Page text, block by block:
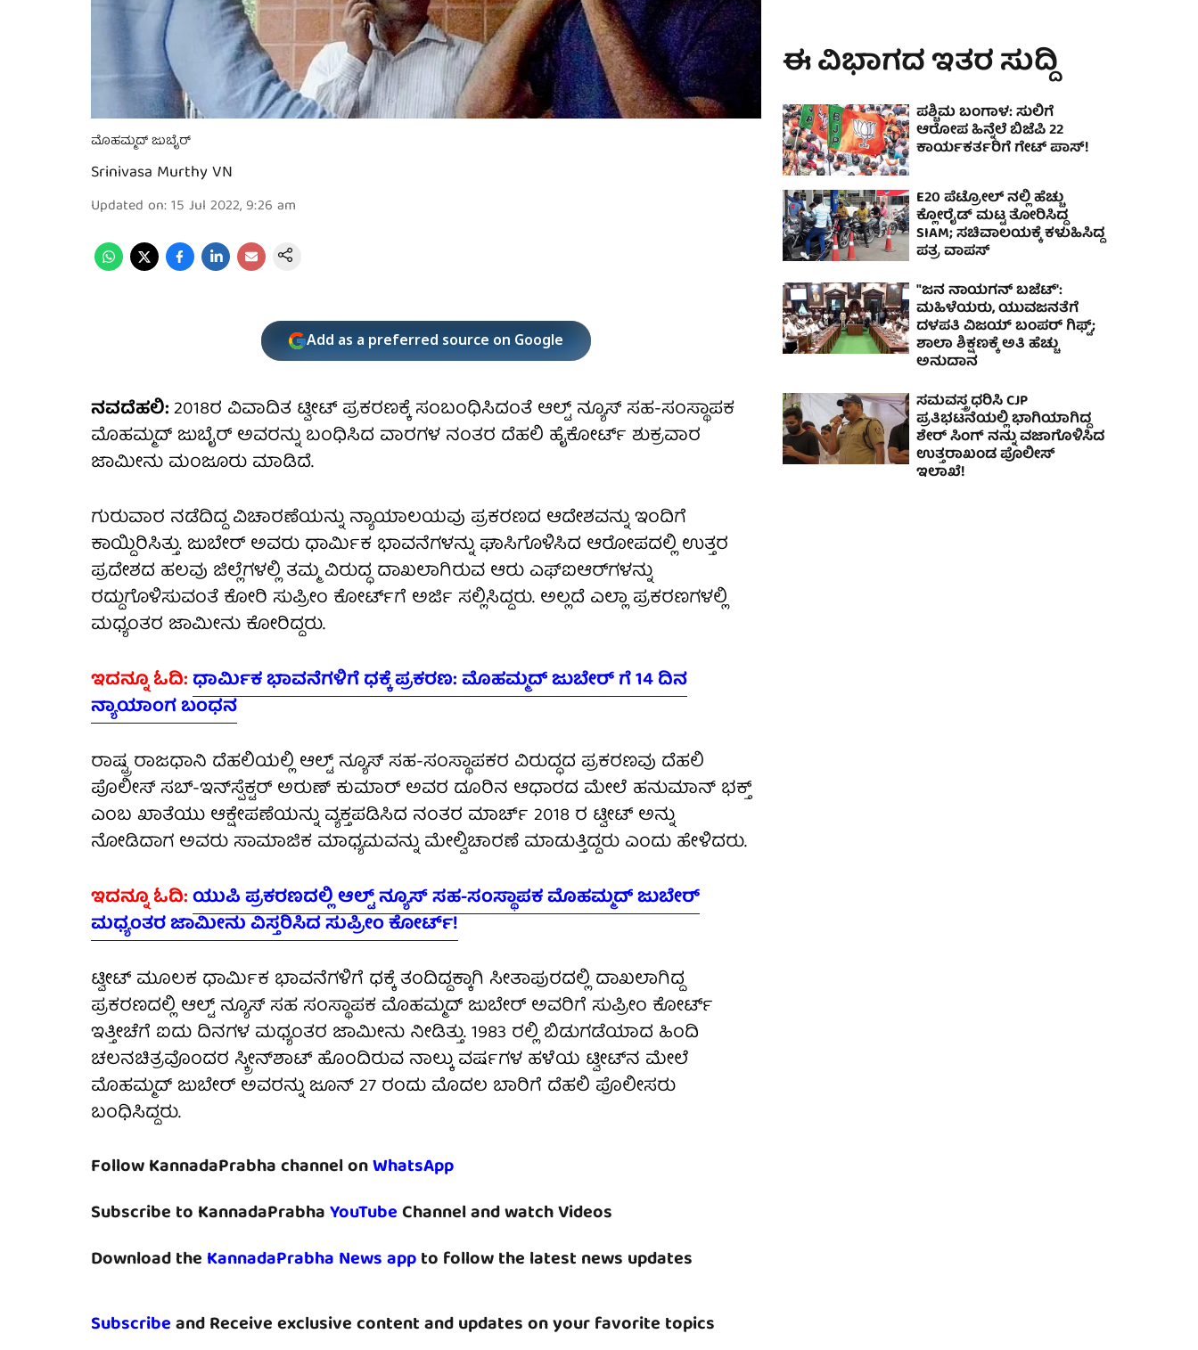
ಮೊಹಮ್ಮದ್ ಜುಬೈರ್
Srinivasa Murthy VN
Updated on:15 Jul 2022, 9:26 am
Add as a preferred source on Google
ನವದೆಹಲಿ:2018ರ ವಿವಾದಿತ ಟ್ವೀಟ್ ಪ್ರಕರಣಕ್ಕೆ ಸಂಬಂಧಿಸಿದಂತೆ ಆಲ್ಟ್ ನ್ಯೂಸ್ ಸಹ-ಸಂಸ್ಥಾಪಕ
ಮೊಹಮ್ಮದ್ ಜುಬೈರ್ ಅವರನ್ನು ಬಂಧಿಸಿದ ವಾರಗಳ ನಂತರ ದೆಹಲಿ ಹೈಕೋರ್ಟ್ ಶುಕ್ರವಾರ
ಜಾಮೀನು ಮಂಜೂರು ಮಾಡಿದೆ.
ಗುರುವಾರ ನಡೆದಿದ್ದ ವಿಚಾರಣೆಯನ್ನು ನ್ಯಾಯಾಲಯವು ಪ್ರಕರಣದ ಆದೇಶವನ್ನು ಇಂದಿಗೆ
ಕಾಯ್ದಿರಿಸಿತ್ತು. ಜುಬೇರ್ ಅವರು ಧಾರ್ಮಿಕ ಭಾವನೆಗಳನ್ನು ಘಾಸಿಗೊಳಿಸಿದ ಆರೋಪದಲ್ಲಿ ಉತ್ತರ
ಪ್ರದೇಶದ ಹಲವು ಜಿಲ್ಲೆಗಳಲ್ಲಿ ತಮ್ಮ ವಿರುದ್ಧ ದಾಖಲಾಗಿರುವ ಆರು ಎಫ್‌ಐಆರ್‌ಗಳನ್ನು
ರದ್ದುಗೊಳಿಸುವಂತೆ ಕೋರಿ ಸುಪ್ರೀಂ ಕೋರ್ಟ್‌ಗೆ ಅರ್ಜಿ ಸಲ್ಲಿಸಿದ್ದರು. ಅಲ್ಲದೆ ಎಲ್ಲಾ ಪ್ರಕರಣಗಳಲ್ಲಿ
ಮಧ್ಯಂತರ ಜಾಮೀನು ಕೋರಿದ್ದರು.
ಇದನ್ನೂ ಓದಿ:ಧಾರ್ಮಿಕ ಭಾವನೆಗಳಿಗೆ ಧಕ್ಕೆ ಪ್ರಕರಣ: ಮೊಹಮ್ಮದ್ ಜುಬೇರ್ ಗೆ 14 ದಿನ
ನ್ಯಾಯಾಂಗ ಬಂಧನ
ರಾಷ್ಟ್ರ ರಾಜಧಾನಿ ದೆಹಲಿಯಲ್ಲಿ ಆಲ್ಟ್ ನ್ಯೂಸ್ ಸಹ-ಸಂಸ್ಥಾಪಕರ ವಿರುದ್ಧದ ಪ್ರಕರಣವು ದೆಹಲಿ
ಪೊಲೀಸ್ ಸಬ್-ಇನ್‌ಸ್ಪೆಕ್ಟರ್ ಅರುಣ್ ಕುಮಾರ್ ಅವರ ದೂರಿನ ಆಧಾರದ ಮೇಲೆ ಹನುಮಾನ್ ಭಕ್ತ್
ಎಂಬ ಖಾತೆಯು ಆಕ್ಷೇಪಣೆಯನ್ನು ವ್ಯಕ್ತಪಡಿಸಿದ ನಂತರ ಮಾರ್ಚ್ 2018 ರ ಟ್ವೀಟ್ ಅನ್ನು
ನೋಡಿದಾಗ ಅವರು ಸಾಮಾಜಿಕ ಮಾಧ್ಯಮವನ್ನು ಮೇಲ್ವಿಚಾರಣೆ ಮಾಡುತ್ತಿದ್ದರು ಎಂದು ಹೇಳಿದರು.
ಇದನ್ನೂ ಓದಿ:ಯುಪಿ ಪ್ರಕರಣದಲ್ಲಿ ಆಲ್ಟ್ ನ್ಯೂಸ್ ಸಹ-ಸಂಸ್ಥಾಪಕ ಮೊಹಮ್ಮದ್ ಜುಬೇರ್
ಮಧ್ಯಂತರ ಜಾಮೀನು ವಿಸ್ತರಿಸಿದ ಸುಪ್ರೀಂ ಕೋರ್ಟ್!
ಟ್ವೀಟ್ ಮೂಲಕ ಧಾರ್ಮಿಕ ಭಾವನೆಗಳಿಗೆ ಧಕ್ಕೆ ತಂದಿದ್ದಕ್ಕಾಗಿ ಸೀತಾಪುರದಲ್ಲಿ ದಾಖಲಾಗಿದ್ದ
ಪ್ರಕರಣದಲ್ಲಿ ಆಲ್ಟ್ ನ್ಯೂಸ್ ಸಹ ಸಂಸ್ಥಾಪಕ ಮೊಹಮ್ಮದ್ ಜುಬೇರ್ ಅವರಿಗೆ ಸುಪ್ರೀಂ ಕೋರ್ಟ್
ಇತ್ತೀಚೆಗೆ ಐದು ದಿನಗಳ ಮಧ್ಯಂತರ ಜಾಮೀನು ನೀಡಿತ್ತು. 1983 ರಲ್ಲಿ ಬಿಡುಗಡೆಯಾದ ಹಿಂದಿ
ಚಲನಚಿತ್ರವೊಂದರ ಸ್ಕ್ರೀನ್‌ಶಾಟ್ ಹೊಂದಿರುವ ನಾಲ್ಕು ವರ್ಷಗಳ ಹಳೆಯ ಟ್ವೀಟ್‌ನ ಮೇಲೆ
ಮೊಹಮ್ಮದ್ ಜುಬೇರ್ ಅವರನ್ನು ಜೂನ್ 27 ರಂದು ಮೊದಲ ಬಾರಿಗೆ ದೆಹಲಿ ಪೊಲೀಸರು
ಬಂಧಿಸಿದ್ದರು.
Follow KannadaPrabha channel onWhatsApp
Subscribe to KannadaPrabhaYouTubeChannel and watch Videos
Download the KannadaPrabha News appto follow the latest news updates
Subscribeand Receive exclusive content and updates on your favorite topics
ಈ ವಿಭಾಗದ ಇತರ ಸುದ್ದಿ
ಪಶ್ಚಿಮ ಬಂಗಾಳ: ಸುಲಿಗೆ
ಆರೋಪ ಹಿನ್ನೆಲೆ ಬಿಜೆಪಿ 22
ಕಾರ್ಯಕರ್ತರಿಗೆ ಗೇಟ್ ಪಾಸ್!
E20 ಪೆಟ್ರೋಲ್ ನಲ್ಲಿ ಹೆಚ್ಚು
ಕ್ಲೋರೈಡ್ ಮಟ್ಟ ತೋರಿಸಿದ್ದ
SIAM; ಸಚಿವಾಲಯಕ್ಕೆ ಕಳುಹಿಸಿದ್ದ
ಪತ್ರ ವಾಪಸ್
"ಜನ ನಾಯಗನ್ ಬಜೆಟ್':
ಮಹಿಳೆಯರು, ಯುವಜನತೆಗೆ
ದಳಪತಿ ವಿಜಯ್ ಬಂಪರ್ ಗಿಫ್ಟ್;
ಶಾಲಾ ಶಿಕ್ಷಣಕ್ಕೆ ಅತಿ ಹೆಚ್ಚು
ಅನುದಾನ
ಸಮವಸ್ತ್ರ ಧರಿಸಿ CJP
ಪ್ರತಿಭಟನೆಯಲ್ಲಿ ಭಾಗಿಯಾಗಿದ್ದ
ಶೇರ್ ಸಿಂಗ್ ನನ್ನು ವಜಾಗೊಳಿಸಿದ
ಉತ್ತರಾಖಂಡ ಪೊಲೀಸ್
ಇಲಾಖೆ!